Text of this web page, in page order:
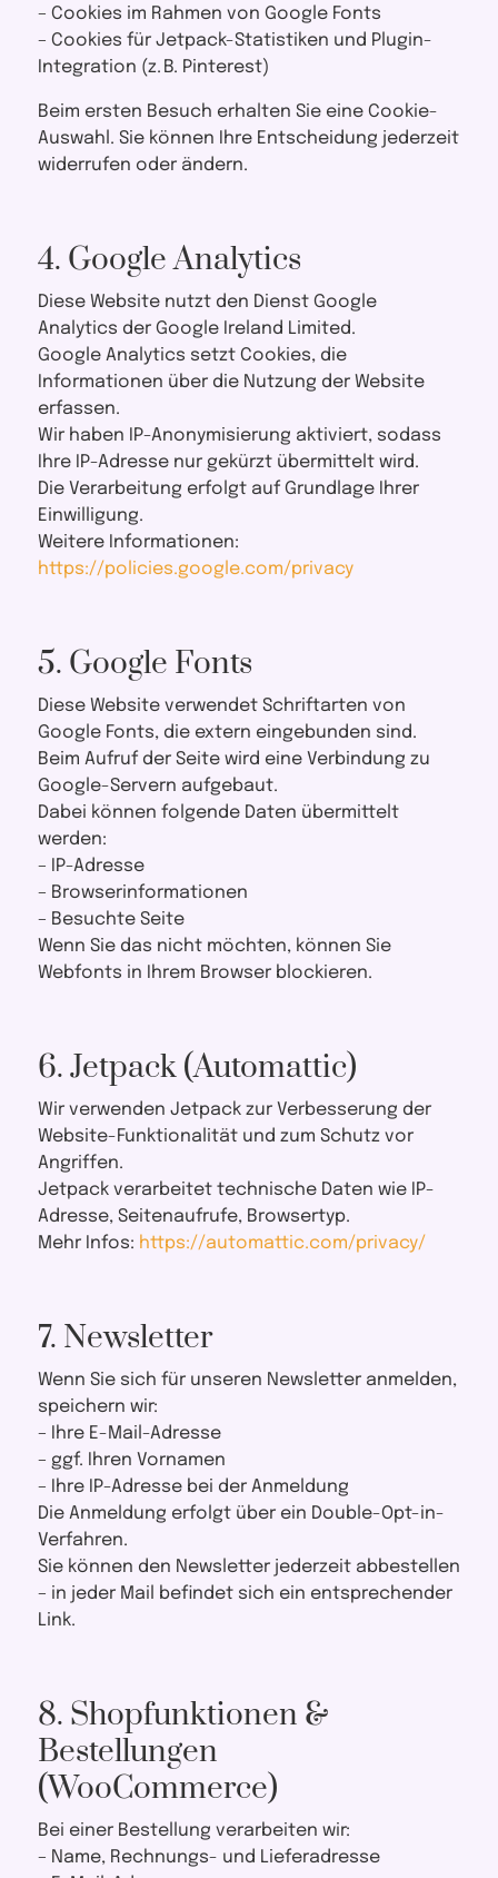
– Cookies im Rahmen von Google Fonts
– Cookies für Jetpack-Statistiken und Plugin-
Integration (z. B. Pinterest)
Beim ersten Besuch erhalten Sie eine Cookie-
Auswahl. Sie können Ihre Entscheidung jederzeit
widerrufen oder ändern.
4. Google Analytics
Diese Website nutzt den Dienst Google
Analytics der Google Ireland Limited.
Google Analytics setzt Cookies, die
Informationen über die Nutzung der Website
erfassen.
Wir haben IP-Anonymisierung aktiviert, sodass
Ihre IP-Adresse nur gekürzt übermittelt wird.
Die Verarbeitung erfolgt auf Grundlage Ihrer
Einwilligung.
Weitere Informationen:
https://policies.google.com/privacy
5. Google Fonts
Diese Website verwendet Schriftarten von
Google Fonts, die extern eingebunden sind.
Beim Aufruf der Seite wird eine Verbindung zu
Google-Servern aufgebaut.
Dabei können folgende Daten übermittelt
werden:
– IP-Adresse
– Browserinformationen
– Besuchte Seite
Wenn Sie das nicht möchten, können Sie
Webfonts in Ihrem Browser blockieren.
6. Jetpack (Automattic)
Wir verwenden Jetpack zur Verbesserung der
Website-Funktionalität und zum Schutz vor
Angriffen.
Jetpack verarbeitet technische Daten wie IP-
Adresse, Seitenaufrufe, Browsertyp.
Mehr Infos: https://automattic.com/privacy/
7. Newsletter
Wenn Sie sich für unseren Newsletter anmelden,
speichern wir:
– Ihre E-Mail-Adresse
– ggf. Ihren Vornamen
– Ihre IP-Adresse bei der Anmeldung
Die Anmeldung erfolgt über ein Double-Opt-in-
Verfahren.
Sie können den Newsletter jederzeit abbestellen
– in jeder Mail befindet sich ein entsprechender
Link.
8. Shopfunktionen &
Bestellungen
(WooCommerce)
Bei einer Bestellung verarbeiten wir:
– Name, Rechnungs- und Lieferadresse